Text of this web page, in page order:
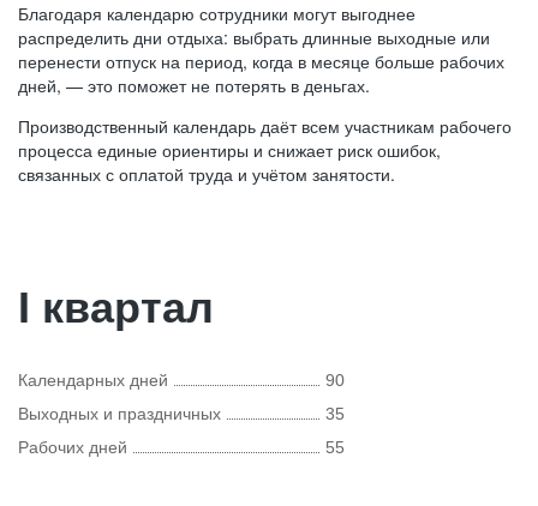
Благодаря календарю сотрудники могут выгоднее
распределить дни отдыха: выбрать длинные выходные или
перенести отпуск на период, когда в месяце больше рабочих
дней, — это поможет не потерять в деньгах.
Производственный календарь даёт всем участникам рабочего
процесса единые ориентиры и снижает риск ошибок,
связанных с оплатой труда и учётом занятости.
I квартал
Календарных дней
90
Выходных и праздничных
35
Рабочих дней
55